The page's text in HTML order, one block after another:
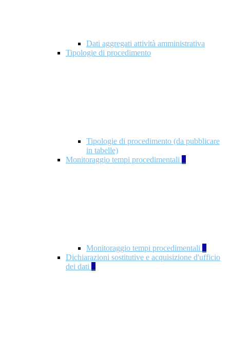
Dati aggregati attività amministrativa
Tipologie di procedimento
Tipologie di procedimento (da pubblicare
in tabelle)
Monitoraggio tempi procedimentali 4
Monitoraggio tempi procedimentali 4
Dichiarazioni sostitutive e acquisizione d'ufficio
dei dati 1